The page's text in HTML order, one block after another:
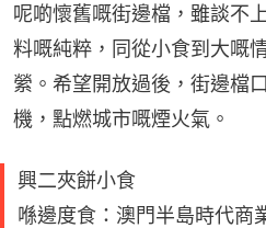
呢啲懷舊嘅街邊檔，雖談不
料嘅純粹，同從小食到大嘅
縈。希望開放過後，街邊檔
機，點燃城市嘅煙火氣。
興二夾餅小食
喺邊度食：澳門半島時代商